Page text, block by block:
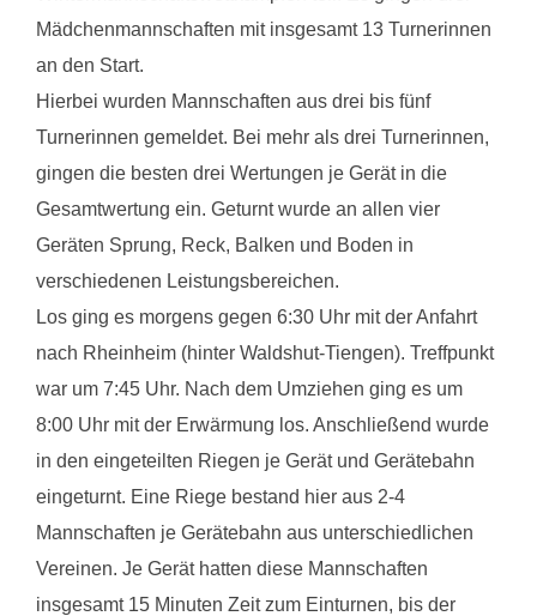
Mädchenmannschaften mit insgesamt 13 Turnerinnen
an den Start.
Hierbei wurden Mannschaften aus drei bis fünf
Turnerinnen gemeldet. Bei mehr als drei Turnerinnen,
gingen die besten drei Wertungen je Gerät in die
Gesamtwertung ein. Geturnt wurde an allen vier
Geräten Sprung, Reck, Balken und Boden in
verschiedenen Leistungsbereichen.
Los ging es morgens gegen 6:30 Uhr mit der Anfahrt
nach Rheinheim (hinter Waldshut-Tiengen). Treffpunkt
war um 7:45 Uhr. Nach dem Umziehen ging es um
8:00 Uhr mit der Erwärmung los. Anschließend wurde
in den eingeteilten Riegen je Gerät und Gerätebahn
eingeturnt. Eine Riege bestand hier aus 2-4
Mannschaften je Gerätebahn aus unterschiedlichen
Vereinen. Je Gerät hatten diese Mannschaften
insgesamt 15 Minuten Zeit zum Einturnen, bis der